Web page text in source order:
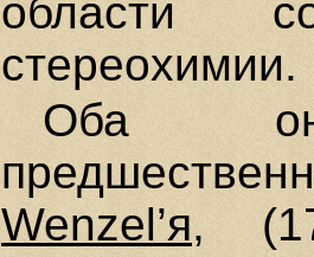
области
стереохимии.
Оба
Wenzel’я,